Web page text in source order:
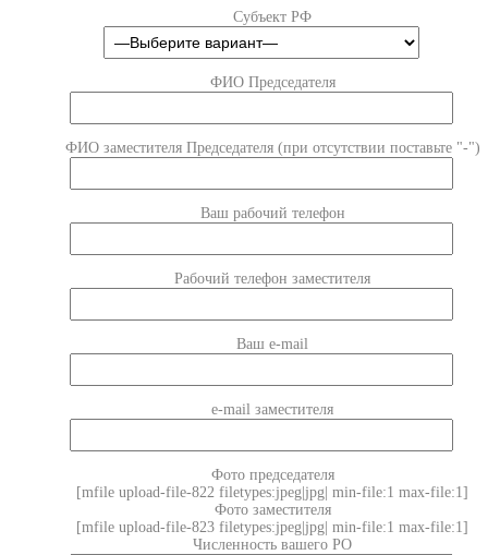
Субъект РФ
ФИО Председателя
ФИО заместителя Председателя (при отсутствии поставьте "-")
Ваш рабочий телефон
Рабочий телефон заместителя
Ваш e-mail
e-mail заместителя
Фото председателя
[mfile upload-file-822 filetypes:jpeg|jpg| min-file:1 max-file:1]
Фото заместителя
[mfile upload-file-823 filetypes:jpeg|jpg| min-file:1 max-file:1]
Численность вашего РО